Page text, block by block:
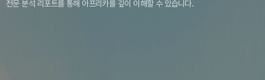
전문 분석 리포트를 통해 아프리카를 깊이 이해할 수 있습니다.